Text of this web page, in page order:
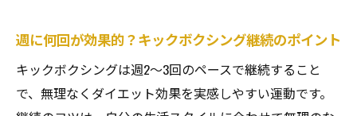
週に何回が効果的？キックボクシング継続のポイント
キックボクシングは週2～3回のペースで継続すること
で、無理なくダイエット効果を実感しやすい運動です。